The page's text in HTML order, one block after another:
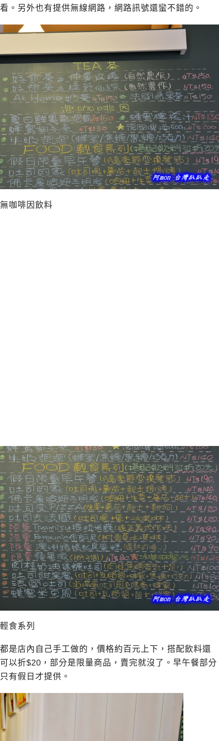
看。另外也有提供無線網路，網路訊號還蠻不錯的。
無咖啡因飲料
輕食系列
都是店內自己手工做的，價格約百元上下，搭配飲料還
可以折$20，部分是限量商品，賣完就沒了。早午餐部分
只有假日才提供。